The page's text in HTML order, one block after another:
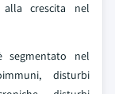
crescita nel
segmentato nel
disturbi